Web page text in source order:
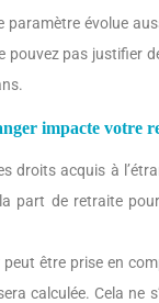
paramètre évolue
pouvez pas justifier
impacte votre
droits acquis à
part de retraite
peut être prise en
calculée. Cela ne